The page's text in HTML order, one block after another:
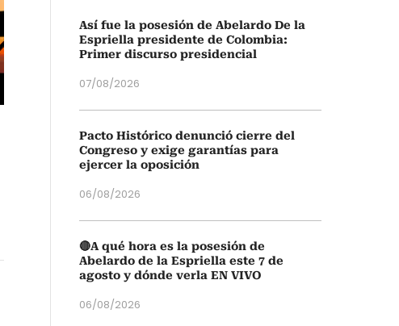
Así fue la posesión de Abelardo De la
Espriella presidente de Colombia:
Primer discurso presidencial
07/08/2026
Pacto Histórico denunció cierre del
Congreso y exige garantías para
ejercer la oposición
06/08/2026
🔴A qué hora es la posesión de
Abelardo de la Espriella este 7 de
agosto y dónde verla EN VIVO
06/08/2026